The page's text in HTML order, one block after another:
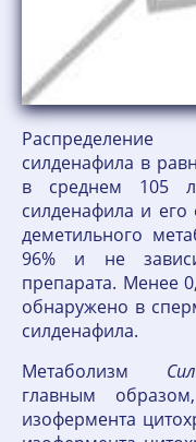
силденафила в
в среднем 105
силденафила и
деметильного
96% и не
препарата. Менее
обнаружено в
силденафила.
Метаболизм
главным
изофермента